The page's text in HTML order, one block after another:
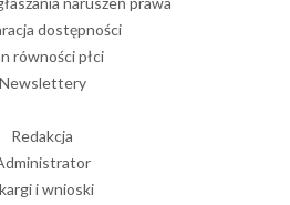
dostępności
równości płci
Newslettery
Redakcja
i wnioski